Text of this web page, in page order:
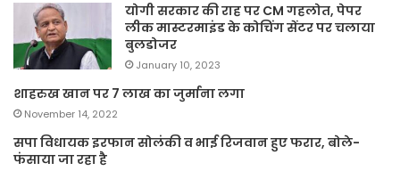
योगी सरकार की राह पर CM गहलोत, पेपर
लीक मास्टरमाइंड के कोचिंग सेंटर पर चलाया
बुलडोजर
January 10, 2023
शाहरुख खान पर 7 लाख का जुर्माना लगा
November 14, 2022
सपा विधायक इरफान सोलंकी व भाई रिजवान हुए फरार, बोले-
फंसाया जा रहा है